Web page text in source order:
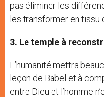
pas éliminer les
les transformer en tissu
3. Le temple à
L’humanité mettra
leçon de Babel et à
entre Dieu et l’homme